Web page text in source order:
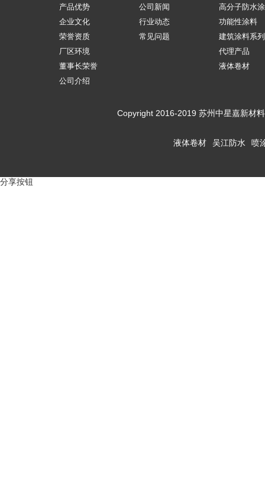
产品优势
企业文化
荣誉资质
厂区环境
董事长荣誉
公司介绍
公司新闻
行业动态
常见问题
高分子防水
功能性涂料
建筑涂料系列
代理产品
液体卷材
Copyright 2016-2019 苏州中星嘉新材
液体卷材 吴江防水 喷
分享按钮